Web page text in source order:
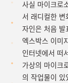
사실 마이크로
서 래디컬한
자인은 처음 발
엑스박스 이미
인터넷에서 떠
가상의 마이크
의 작업물이 있